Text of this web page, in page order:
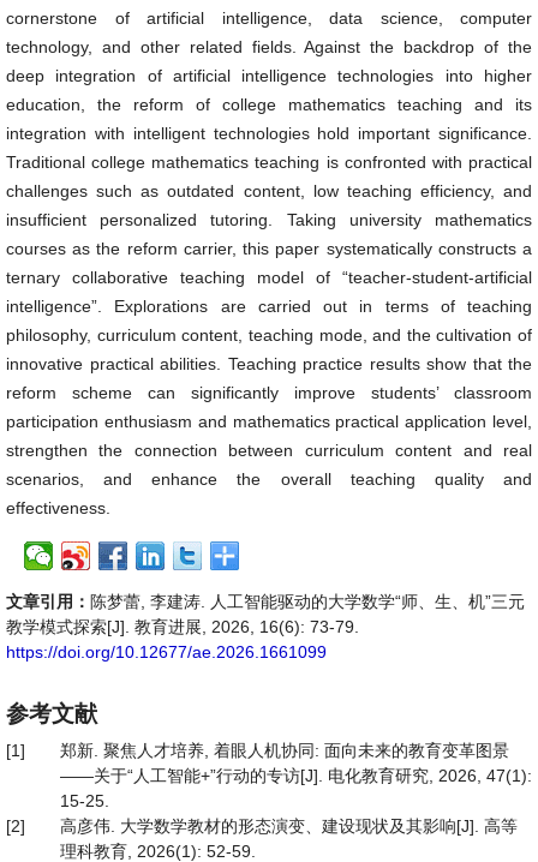
cornerstone of artificial intelligence, data science, computer
technology, and other related fields. Against the backdrop of the
deep integration of artificial intelligence technologies into higher
education, the reform of college mathematics teaching and its
integration with intelligent technologies hold important significance.
Traditional college mathematics teaching is confronted with practical
challenges such as outdated content, low teaching efficiency, and
insufficient personalized tutoring. Taking university mathematics
courses as the reform carrier, this paper systematically constructs a
ternary collaborative teaching model of “teacher-student-artificial
intelligence”. Explorations are carried out in terms of teaching
philosophy, curriculum content, teaching mode, and the cultivation of
innovative practical abilities. Teaching practice results show that the
reform scheme can significantly improve students’ classroom
participation enthusiasm and mathematics practical application level,
strengthen the connection between curriculum content and real
scenarios, and enhance the overall teaching quality and
effectiveness.
文章引用： 陈梦蕾, 李建涛. 人工智能驱动的大学数学“师、生、机”三元
教学模式探索[J]. 教育进展, 2026, 16(6): 73-79.
https://doi.org/10.12677/ae.2026.1661099
参考文献
[1]
郑新. 聚焦人才培养, 着眼人机协同: 面向未来的教育变革图景
——关于“人工智能+”行动的专访[J]. 电化教育研究, 2026, 47(1):
15-25.
[2]
高彦伟. 大学数学教材的形态演变、建设现状及其影响[J]. 高等
理科教育, 2026(1): 52-59.